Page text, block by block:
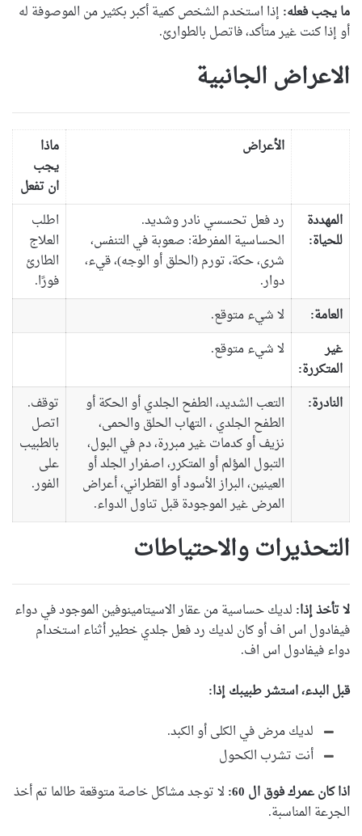
ما يجب فعله: إذا استخدم الشخص كمية أكبر بكثير من الموصوفة له
أو إذا كنت غير متأكد، فاتصل بالطوارئ.
الاعراض الجانبية
الأعراض
ماذا
يجب
ان تفعل
المهددة
للحياة:
رد فعل تحسسي نادر وشديد.
الحساسية المفرطة: صعوبة في التنفس،
شرى، حكة، تورم (الحلق أو الوجه)، قيء،
دوار.
اطلب
العلاج
الطارئ
فورًا.
العامة:
لا شيء متوقع.
غير
المتكررة:
لا شيء متوقع.
النادرة:
التعب الشديد، الطفح الجلدي أو الحكة أو
الطفح الجلدي ، التهاب الحلق والحمى،
نزيف أو كدمات غير مبررة، دم في البول،
التبول المؤلم أو المتكرر، اصفرار الجلد أو
العينين، البراز الأسود أو القطراني، أعراض
المرض غير الموجودة قبل تناول الدواء.
توقف.
اتصل
بالطبيب
على
الفور.
التحذيرات والاحتياطات
لا تأخذ إذا: لديك حساسية من عقار الاسيتامينوفين الموجود في دواء
فيفادول اس اف أو كان لديك رد فعل جلدي خطير أثناء استخدام
دواء فيفادول اس اف.
قبل البدء، استشر طبيبك إذا:
لديك مرض في الكلى أو الكبد.
أنت تشرب الكحول
اذا كان عمرك فوق ال 60:
لا توجد مشاكل خاصة متوقعة طالما تم أخذ
الجرعة المناسبة.